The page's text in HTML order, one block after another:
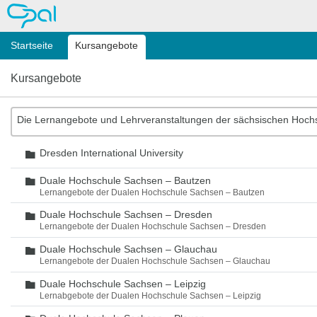
OPAL
Startseite Kursangebote
Kursangebote
Die Lernangebote und Lehrveranstaltungen der sächsischen
Ordner
Dresden International University
Ordner
Duale Hochschule Sachsen – Bautzen
Lernangebote der Dualen Hochschule Sachsen – Bautzen
Ordner
Duale Hochschule Sachsen – Dresden
Lernangebote der Dualen Hochschule Sachsen – Dresden
Ordner
Duale Hochschule Sachsen – Glauchau
Lernangebote der Dualen Hochschule Sachsen – Glauchau
Ordner
Duale Hochschule Sachsen – Leipzig
Lernabgebote der Dualen Hochschule Sachsen – Leipzig